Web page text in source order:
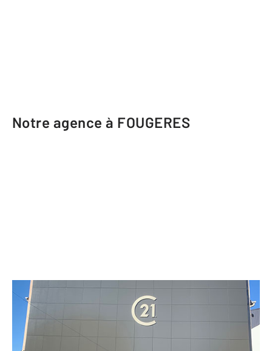
Notre agence à FOUGERES
CENTURY 21 Gambetta
6 rue Charles Malard
FOUGERES - 35300